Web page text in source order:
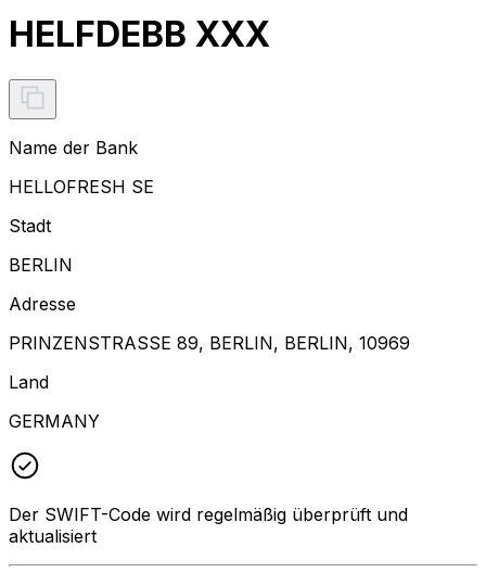
HELFDEBB XXX
Name der Bank
HELLOFRESH SE
Stadt
BERLIN
Adresse
PRINZENSTRASSE 89, BERLIN, BERLIN, 10969
Land
GERMANY
Der SWIFT-Code wird regelmäßig überprüft und
aktualisiert